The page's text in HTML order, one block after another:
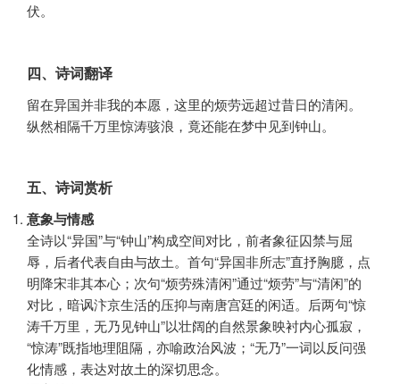
伏。
四、诗词翻译
留在异国并非我的本愿，这里的烦劳远超过昔日的清闲。
纵然相隔千万里惊涛骇浪，竟还能在梦中见到钟山。
五、诗词赏析
意象与情感
全诗以“异国”与“钟山”构成空间对比，前者象征囚禁与屈
辱，后者代表自由与故土。首句“异国非所志”直抒胸臆，点
明降宋非其本心；次句“烦劳殊清闲”通过“烦劳”与“清闲”的
对比，暗讽汴京生活的压抑与南唐宫廷的闲适。后两句“惊
涛千万里，无乃见钟山”以壮阔的自然景象映衬内心孤寂，
“惊涛”既指地理阻隔，亦喻政治风波；“无乃”一词以反问强
化情感，表达对故土的深切思念。